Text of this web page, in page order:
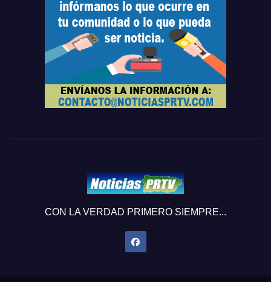
CON LA VERDAD PRIMERO SIEMPRE...